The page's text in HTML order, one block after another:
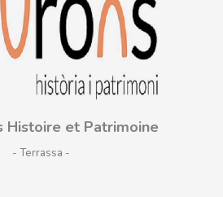
Histoire et Patrimoine
- Terrassa